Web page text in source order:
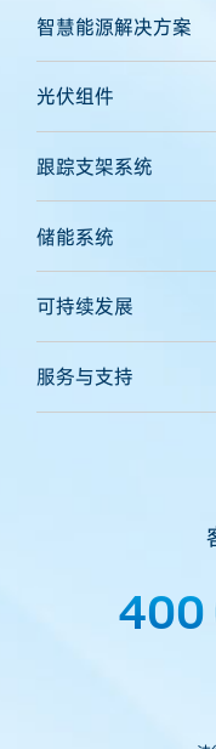
智慧能源解决方案
光伏组件
跟踪支架系统
储能系统
可持续发展
服务与支持